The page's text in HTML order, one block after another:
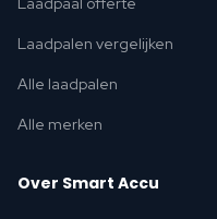
Laadpalen vergelijken
Alle laadpalen
Alle merken
Over Smart Accu